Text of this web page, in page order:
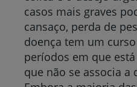
casos mais graves
cansaço, perda de
doença tem um
períodos em que
que não se associa